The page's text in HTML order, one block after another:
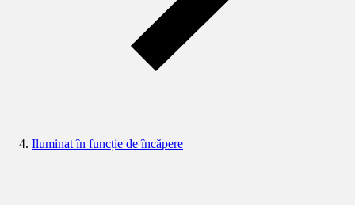
Iluminat în funcție de încăpere